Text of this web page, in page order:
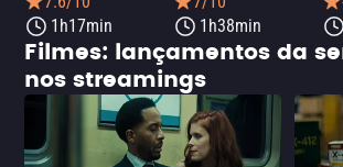
1h17min
1h38min
Filmes: lançamentos da
nos streamings